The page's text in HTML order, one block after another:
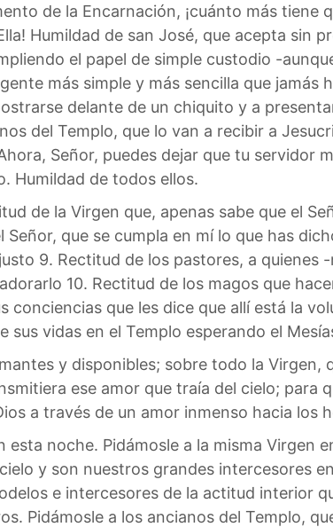
de la Encarnación, ¡cuánto más
Humildad de san José, que acepta sin
el papel de simple custodio -
más simple y más sencilla que
delante de un chiquito y a
del Templo, que lo van a recibir a
Señor, puedes dejar que tu servidor
Humildad de todos ellos.
de la Virgen que, apenas sabe que el
Señor, que se cumpla en mí lo que has
9. Rectitud de los pastores, a
10. Rectitud de los magos que
conciencias que les dice que allí está la
sus vidas en el Templo esperando el
y disponibles; sobre todo la
ese amor que traía del cielo; para
a través de un amor inmenso hacia los
esta noche. Pidámosle a la misma Virgen
y son nuestros grandes intercesores
e intercesores de la actitud interior
Pidámosle a los ancianos del Templo,